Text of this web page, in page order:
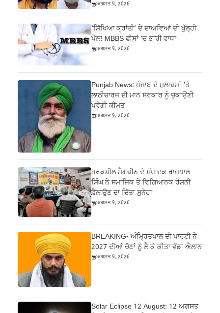
ਅਗਸਤ 9, 2026
‘ਸਿੱਖਿਆ ਕ੍ਰਾਂਤੀ’ ਦੇ ਦਾਅਵਿਆਂ ਦੀ ਖੁੱਲ੍ਹੀ
ਪੋਲ! MBBS ਫੀਸਾਂ ‘ਚ ਭਾਰੀ ਵਾਧਾ
ਅਗਸਤ 9, 2026
Punjab News: ਪੰਜਾਬ ਦੇ ਮੁਲਾਜ਼ਮਾਂ ‘ਤੇ
ਲਾਠੀਚਾਰਜ ਦੀ ਮਾਨ ਸਰਕਾਰ ਨੂੰ ਚੁਕਾਉਣੀ
ਪਵੇਗੀ ਕੀਮਤ
ਅਗਸਤ 9, 2026
ਤਰਕਸ਼ੀਲ ਮੈਗਜ਼ੀਨ ਦੇ ਸੰਪਾਦਕ ਰਾਜਪਾਲ
ਸਿੰਘ ਨੇ ਸਮਾਜਿਕ ਤੇ ਵਿਗਿਆਨਕ ਰੋਸ਼ਨੀ
ਫ਼ੈਲਾਉਣ ਦਾ ਦਿੱਤਾ ਸੁਨੇਹਾ
ਅਗਸਤ 9, 2026
BREAKING- ਅੰਮ੍ਰਿਤਪਾਲ ਦੀ ਪਾਰਟੀ ਨੇ
2027 ਦੀਆਂ ਚੋਣਾਂ ਨੂੰ ਲੈ ਕੇ ਕੀਤਾ ਵੱਡਾ ਐਲਾਨ
ਅਗਸਤ 9, 2026
Solar Eclipse 12 August: 12 ਅਗਸਤ